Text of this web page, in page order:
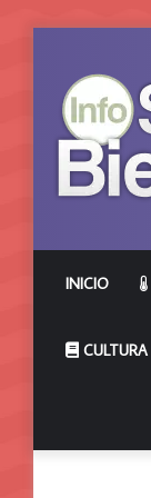
INICIO
CULTURA